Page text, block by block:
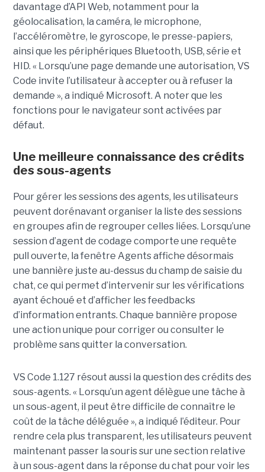
davantage d’API Web, notamment pour la
géolocalisation, la caméra, le microphone,
l’accéléromètre, le gyroscope, le presse-papiers,
ainsi que les périphériques Bluetooth, USB, série et
HID. « Lorsqu’une page demande une autorisation, VS
Code invite l’utilisateur à accepter ou à refuser la
demande », a indiqué Microsoft. A noter que les
fonctions pour le navigateur sont activées par
défaut.
Une meilleure connaissance des crédits
des sous-agents
Pour gérer les sessions des agents, les utilisateurs
peuvent dorénavant organiser la liste des sessions
en groupes afin de regrouper celles liées. Lorsqu’une
session d’agent de codage comporte une requête
pull ouverte, la fenêtre Agents affiche désormais
une bannière juste au-dessus du champ de saisie du
chat, ce qui permet d’intervenir sur les vérifications
ayant échoué et d’afficher les feedbacks
d’information entrants. Chaque bannière propose
une action unique pour corriger ou consulter le
problème sans quitter la conversation.
VS Code 1.127 résout aussi la question des crédits des
sous-agents. « Lorsqu’un agent délègue une tâche à
un sous-agent, il peut être difficile de connaître le
coût de la tâche déléguée », a indiqué l’éditeur. Pour
rendre cela plus transparent, les utilisateurs peuvent
maintenant passer la souris sur une section relative
à un sous-agent dans la réponse du chat pour voir les